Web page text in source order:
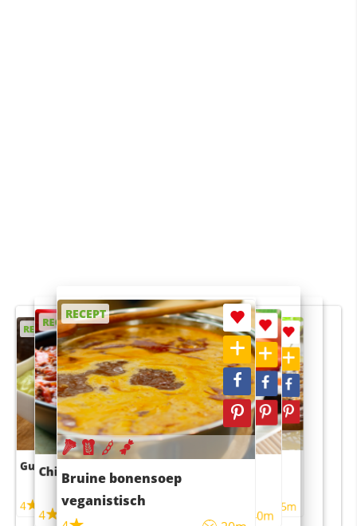
RECEPT
Guacamole
4
RECEPT
Chili con carne
4
RECEPT
Bruine bonensoep
veganistisch
RECEPT
Sushi rijstsalade
maaltijdsalade
40m
RECEPT
4 55m